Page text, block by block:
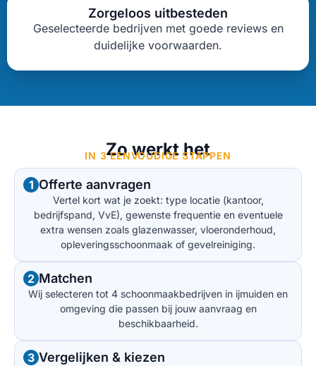
Zorgeloos uitbesteden
Geselecteerde bedrijven met goede reviews en
duidelijke voorwaarden.
Zo werkt het
IN 3 EENVOUDIGE STAPPEN
1 Offerte aanvragen
Vertel kort wat je zoekt: type locatie (kantoor,
bedrijfspand, VvE), gewenste frequentie en eventuele
extra wensen zoals glazenwasser, vloeronderhoud,
opleveringsschoonmaak of gevelreiniging.
2 Matchen
Wij selecteren tot 4 schoonmaakbedrijven in ijmuiden en
omgeving die passen bij jouw aanvraag en
beschikbaarheid.
3 Vergelijken & kiezen